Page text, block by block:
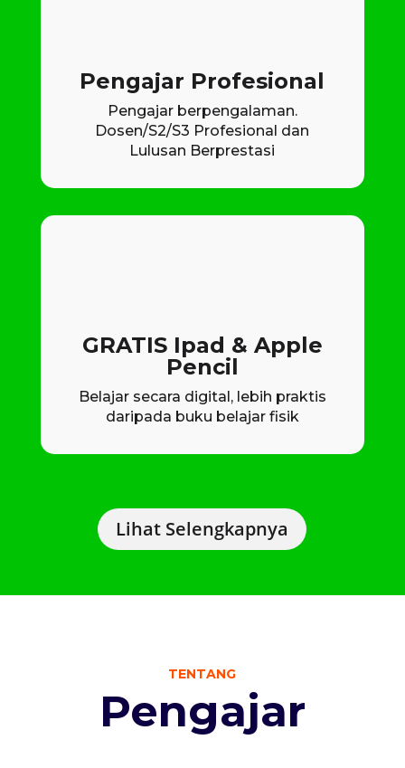
Pengajar Profesional
Pengajar berpengalaman.
Dosen/S2/S3 Profesional dan
Lulusan Berprestasi
GRATIS Ipad & Apple
Pencil
Belajar secara digital, lebih praktis
daripada buku belajar fisik
Lihat Selengkapnya
TENTANG
Pengajar